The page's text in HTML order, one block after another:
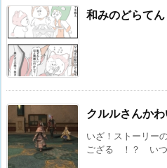
和みのどらてん
クルルさんか
いざ！ストーリー
ござる ！？ い